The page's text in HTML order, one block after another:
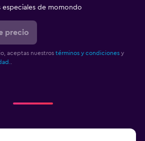
especiales de momondo
precio
aceptas nuestros términos y condiciones y